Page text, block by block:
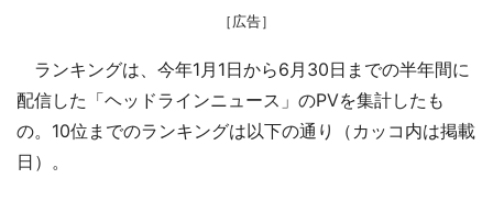
［広告］
ランキングは、今年1月1日から6月30日までの半年間に
配信した「ヘッドラインニュース」のPVを集計したも
の。10位までのランキングは以下の通り（カッコ内は掲載
日）。